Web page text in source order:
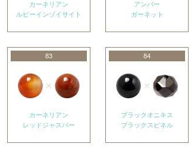
カーネリアン
ルビーインゾイサイト
アンバー
ガーネット
83
カーネリアン
レッドジャスパー
84
ブラックオニキス
ブラックスピネル